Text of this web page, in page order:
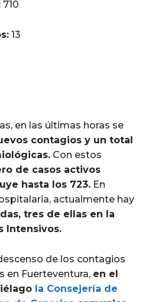
710
13
en las últimas horas se
contagios y un total
Con estos
de casos activos
hasta los 723. En
actualmente hay
tres de ellas en la
Intensivos.
de los contagios
en Fuerteventura, en el
la Consejería de